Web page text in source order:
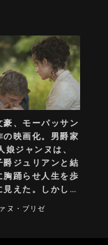
豪、モーパッサン
の映画化。男爵家
娘ジャンヌは、
爵ジュリアンと結
胸踊らせ人生を歩
見えた。しかし、
の不貞を知り、ジ
ヌ・ブリゼ